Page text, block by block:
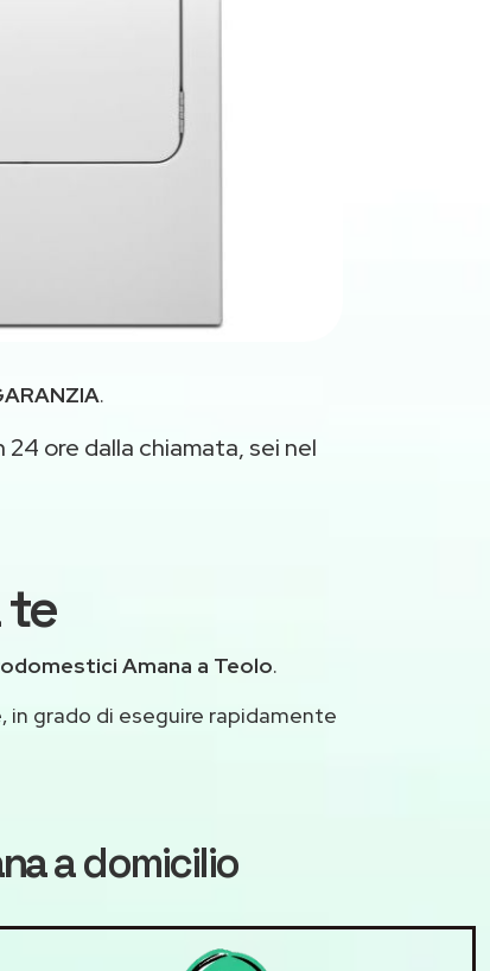
.
ore dalla chiamata, sei nel
te
Amana a Teolo.
, in grado di eseguire rapidamente
a domicilio